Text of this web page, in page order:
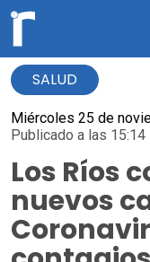
SALUD
Miércoles 25 de
Publicado a las
Los Ríos
nuevos